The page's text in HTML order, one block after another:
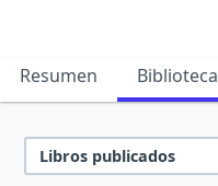
Resumen Biblioteca